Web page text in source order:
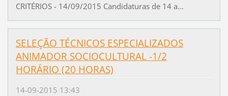
CRITÉRIOS - 14/09/2015 Candidaturas de 14 a...
SELEÇÃO TÉCNICOS ESPECIALIZADOS
ANIMADOR SOCIOCULTURAL -1/2
HORÁRIO (20 HORAS)
14-09-2015 13:43